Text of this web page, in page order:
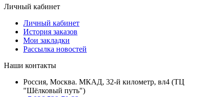
Личный кабинет
Личный кабинет
История заказов
Мои закладки
Рассылка новостей
Наши контакты
Россия, Москва. МКАД, 32-й километр, вл4 (ТЦ
"Шёлковый путь")